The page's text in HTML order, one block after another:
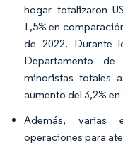
hogar totalizaron
1,5% en
de 2022. Durante
Departamento
minoristas totales
aumento del 3,2%
Además, varias
operaciones para